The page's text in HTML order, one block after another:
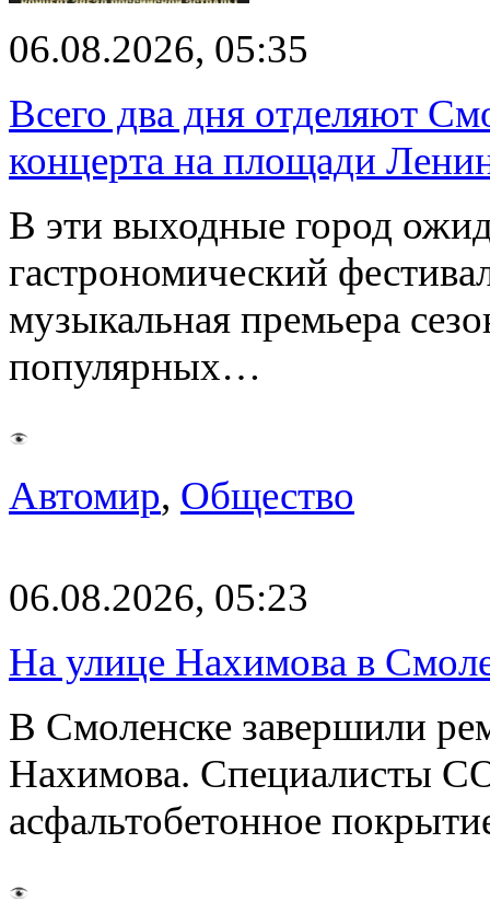
06.08.2026, 05:35
Всего два дня отделяют
концерта на площади
В эти выходные город
гастрономический
музыкальная премьера
популярных…
Автомир, Общество
06.08.2026, 05:23
На улице Нахимова в
В Смоленске завершили
Нахимова. Специалисты
асфальтобетонное